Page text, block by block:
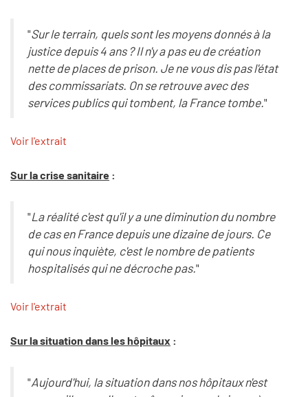
"Sur le terrain, quels sont les moyens donnés à la
justice depuis 4 ans ? Il n'y a pas eu de création
nette de places de prison. Je ne vous dis pas l'état
des commissariats. On se retrouve avec des
services publics qui tombent, la France tombe."
Voir l'extrait
Sur la crise sanitaire :
"La réalité c'est qu'il y a une diminution du nombre
de cas en France depuis une dizaine de jours. Ce
qui nous inquiète, c'est le nombre de patients
hospitalisés qui ne décroche pas."
Voir l'extrait
Sur la situation dans les hôpitaux :
"Aujourd'hui, la situation dans nos hôpitaux n'est